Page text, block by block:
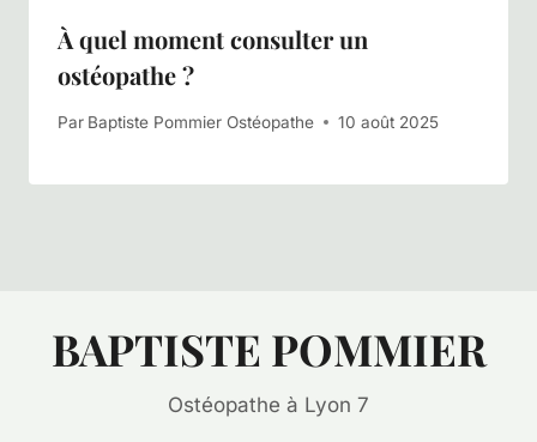
À quel moment consulter un
ostéopathe ?
Par Baptiste Pommier Ostéopathe 10 août 2025
BAPTISTE POMMIER
Ostéopathe à Lyon 7